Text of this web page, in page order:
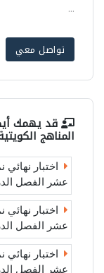
...
تواصل معي
قد يهمك
المناهج
عشر الفصل الدراسي
عشر الفصل الدراسي
عشر الفصل الدراسي